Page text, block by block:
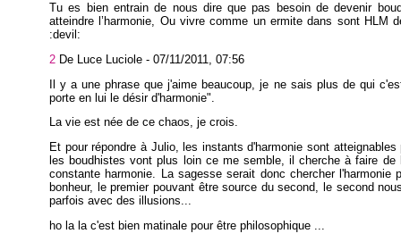
Tu es bien entrain de nous dire que pas besoin de devenir
atteindre l’harmonie, Ou vivre comme un ermite dans sont HLM
:devil:
2 De Luce Luciole - 07/11/2011, 07:56
Il y a une phrase que j'aime beaucoup, je ne sais plus de qui
porte en lui le désir d'harmonie".
La vie est née de ce chaos, je crois.
Et pour répondre à Julio, les instants d'harmonie sont atteignables
les boudhistes vont plus loin ce me semble, il cherche à faire de
constante harmonie. La sagesse serait donc chercher l'harmonie
bonheur, le premier pouvant être source du second, le second
parfois avec des illusions...
ho la la c'est bien matinale pour être philosophique ...